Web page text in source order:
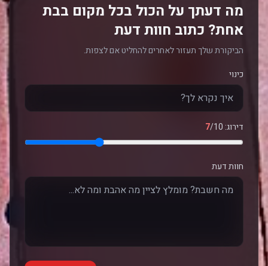
מה דעתך על הכול בכל מקום בבת
אחת? כתוב חוות דעת
הביקורת שלך תעזור לאחרים להחליט אם לצפות.
כינוי
דירוג: 7/10
חוות דעת